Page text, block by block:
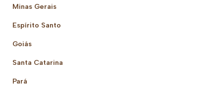
Minas Gerais
Espírito Santo
Goiás
Santa Catarina
Pará